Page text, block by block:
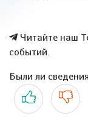
Читайте наш
событий.
Были ли
Да